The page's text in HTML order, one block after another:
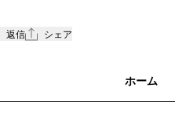
高級ブランド嗜好はこれまで
頭までのバブル期のほうが
経済は、日本の商社マンた
に入った」と聞き仰天した
返信 シェア
ホーム